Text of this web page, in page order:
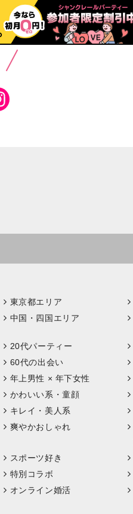
東京都エリア
中国・四国エリア
20代パーティー
60代の出会い
年上男性 × 年下女性
かわいい系・童顔
キレイ・美人系
爽やかおしゃれ
スポーツ好き
特別コラボ
オンライン婚活